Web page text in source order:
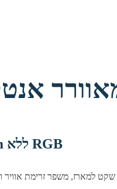
מאוורר אנטק לבן למארז 120mm ללא RGB